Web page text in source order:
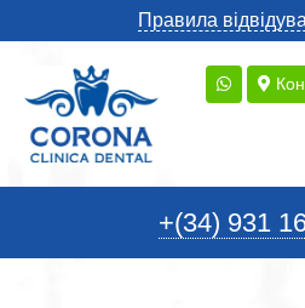
Правила
+(34) 931